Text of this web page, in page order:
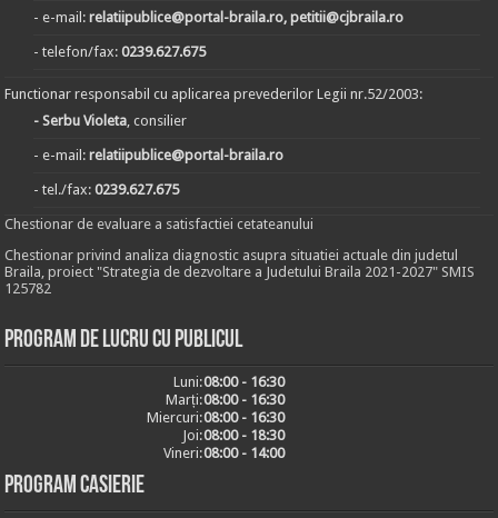
- e-mail:relatiipublice@portal-braila.ro, petitii@cjbraila.ro
- telefon/fax:0239.627.675
Functionar responsabil cu aplicarea prevederilor Legii nr.52/2003:
- Serbu Violeta, consilier
- e-mail:relatiipublice@portal-braila.ro
- tel./fax:0239.627.675
Chestionar de evaluare a satisfactiei cetateanului
Chestionar privind analiza diagnostic asupra situatiei actuale din judetul
Braila, proiect "Strategia de dezvoltare a Judetului Braila 2021-2027" SMIS
125782
Program de lucru cu publicul
Luni:08:00 - 16:30
Marți:08:00 - 16:30
Miercuri:08:00 - 16:30
Joi:08:00 - 18:30
Vineri:08:00 - 14:00
Program casierie